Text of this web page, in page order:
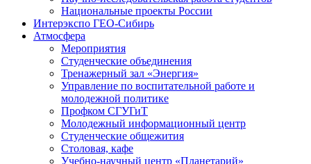
Национальные проекты России
Интерэкспо ГЕО-Сибирь
Атмосфера
Мероприятия
Студенческие объединения
Тренажерный зал «Энергия»
Управление по воспитательной работе и
молодежной политике
Профком СГУГиТ
Молодежный информационный центр
Студенческие общежития
Столовая, кафе
Учебно-научный центр «Планетарий»